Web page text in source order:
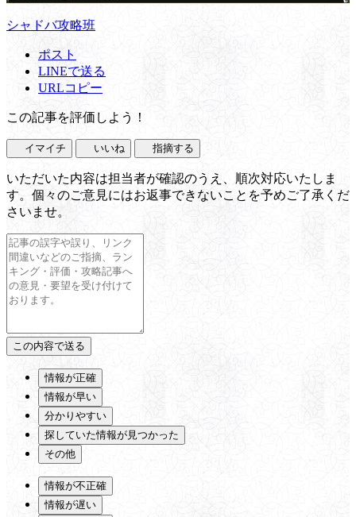
シャドバ攻略班
ポスト
LINEで送る
URLコピー
この記事を評価しよう！
イマイチ いいね 指摘する
いただいた内容は担当者が確認のうえ、順次対応いたしま
す。個々のご意見にはお返事できないことを予めご了承くだ
さいませ。
情報が正確
情報が早い
分かりやすい
探していた情報が見つかった
その他
情報が不正確
情報が遅い